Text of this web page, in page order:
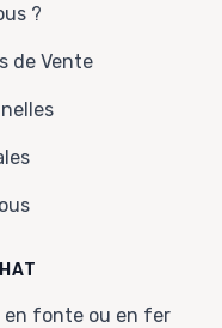
?
de Vente
en fonte ou en fer